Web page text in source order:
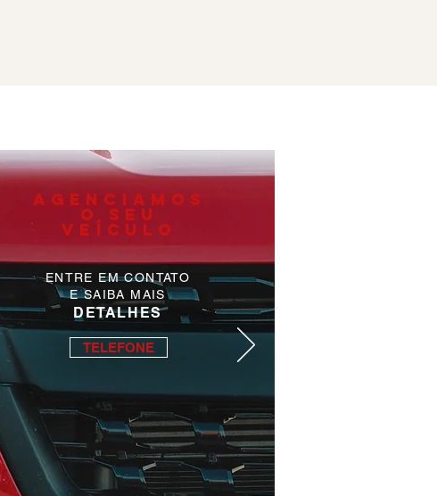
AGENCIAMOS
O SEU
VEÍCULO
ENTRE EM CONTATO
E SAIBA MAIS
DETALHES
TELEFONE